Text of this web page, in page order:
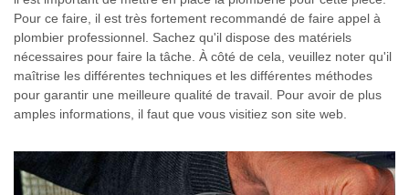
Pour ce faire, il est très fortement recommandé de faire appel à
plombier professionnel. Sachez qu'il dispose des matériels
nécessaires pour faire la tâche. À côté de cela, veuillez noter qu'il
maîtrise les différentes techniques et les différentes méthodes
pour garantir une meilleure qualité de travail. Pour avoir de plus
amples informations, il faut que vous visitiez son site web.